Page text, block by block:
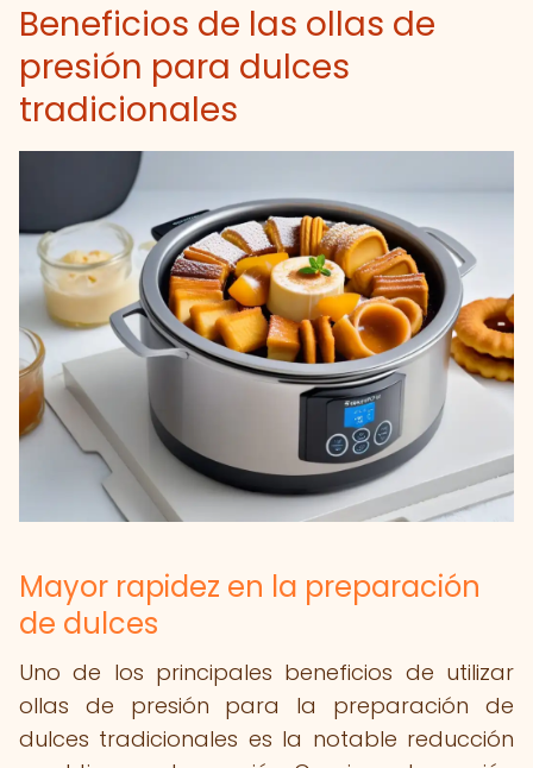
Beneficios de las ollas de
presión para dulces
tradicionales
Mayor rapidez en la preparación
de dulces
Uno de los principales beneficios de utilizar
ollas de presión para la preparación de
dulces tradicionales es la notable reducción